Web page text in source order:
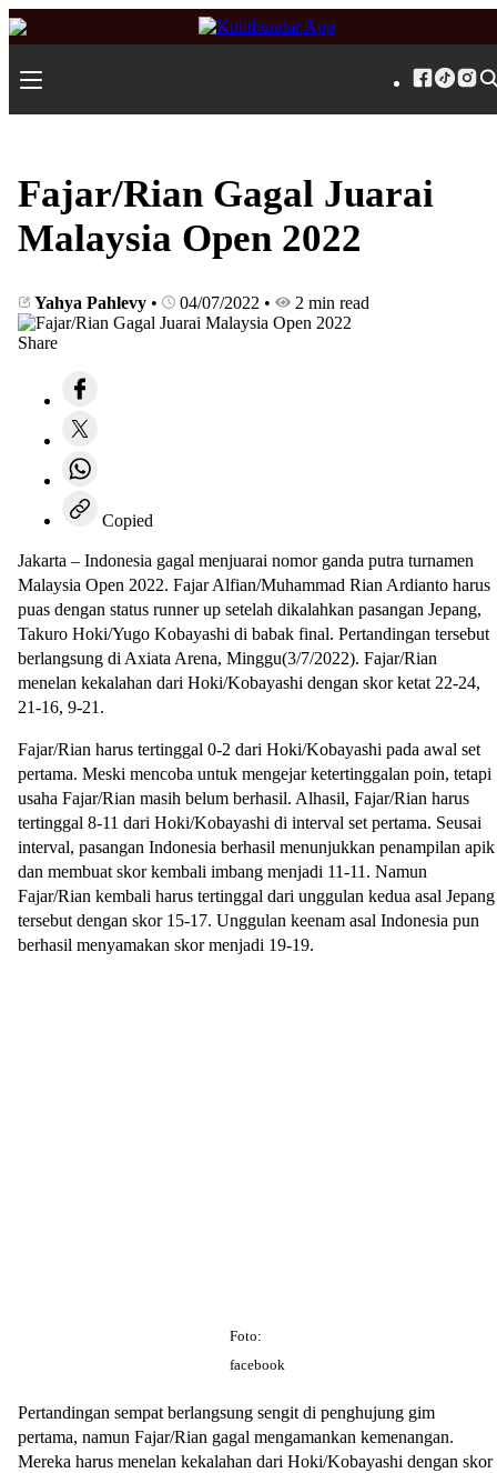
Fajar/Rian Gagal Juarai
Malaysia Open 2022
Yahya Pahlevy • 04/07/2022 • 2 min read
Share
Copied
Jakarta – Indonesia gagal menjuarai nomor ganda putra turnamen
Malaysia Open 2022. Fajar Alfian/Muhammad Rian Ardianto harus
puas dengan status runner up setelah dikalahkan pasangan Jepang,
Takuro Hoki/Yugo Kobayashi di babak final. Pertandingan tersebut
berlangsung di Axiata Arena, Minggu(3/7/2022). Fajar/Rian
menelan kekalahan dari Hoki/Kobayashi dengan skor ketat 22-24,
21-16, 9-21.
Fajar/Rian harus tertinggal 0-2 dari Hoki/Kobayashi pada awal set
pertama. Meski mencoba untuk mengejar ketertinggalan poin, tetapi
usaha Fajar/Rian masih belum berhasil. Alhasil, Fajar/Rian harus
tertinggal 8-11 dari Hoki/Kobayashi di interval set pertama. Seusai
interval, pasangan Indonesia berhasil menunjukkan penampilan apik
dan membuat skor kembali imbang menjadi 11-11. Namun
Fajar/Rian kembali harus tertinggal dari unggulan kedua asal Jepang
tersebut dengan skor 15-17. Unggulan keenam asal Indonesia pun
berhasil menyamakan skor menjadi 19-19.
Foto:
facebook
Pertandingan sempat berlangsung sengit di penghujung gim
pertama, namun Fajar/Rian gagal mengamankan kemenangan.
Mereka harus menelan kekalahan dari Hoki/Kobayashi dengan skor